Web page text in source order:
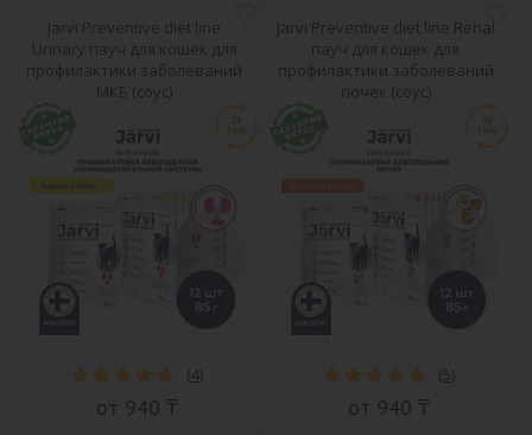
Jarvi Preventive diet line
Urinary пауч для кошек для
профилактики заболеваний
МКБ (соус)
(4)
от 940 ₸
Jarvi Preventive diet line Renal
пауч для кошек для
профилактики заболеваний
почек (соус)
(5)
от 940 ₸